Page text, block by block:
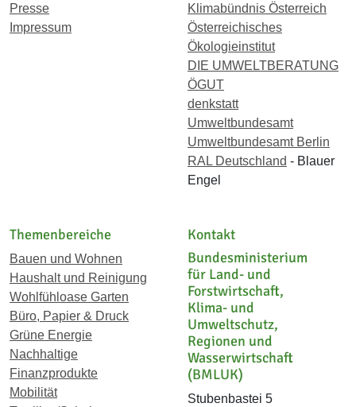
Presse
Impressum
Klimabündnis Österreich
Österreichisches
Ökologieinstitut
DIE UMWELTBERATUNG
ÖGUT
denkstatt
Umweltbundesamt
Umweltbundesamt Berlin
RAL Deutschland - Blauer
Engel
Themenbereiche
Bauen und Wohnen
Haushalt und Reinigung
Wohlfühloase Garten
Büro, Papier & Druck
Grüne Energie
Nachhaltige
Finanzprodukte
Mobilität
Kontakt
Bundesministerium
für Land- und
Forstwirtschaft,
Klima- und
Umweltschutz,
Regionen und
Wasserwirtschaft
(BMLUK)
Stubenbastei 5